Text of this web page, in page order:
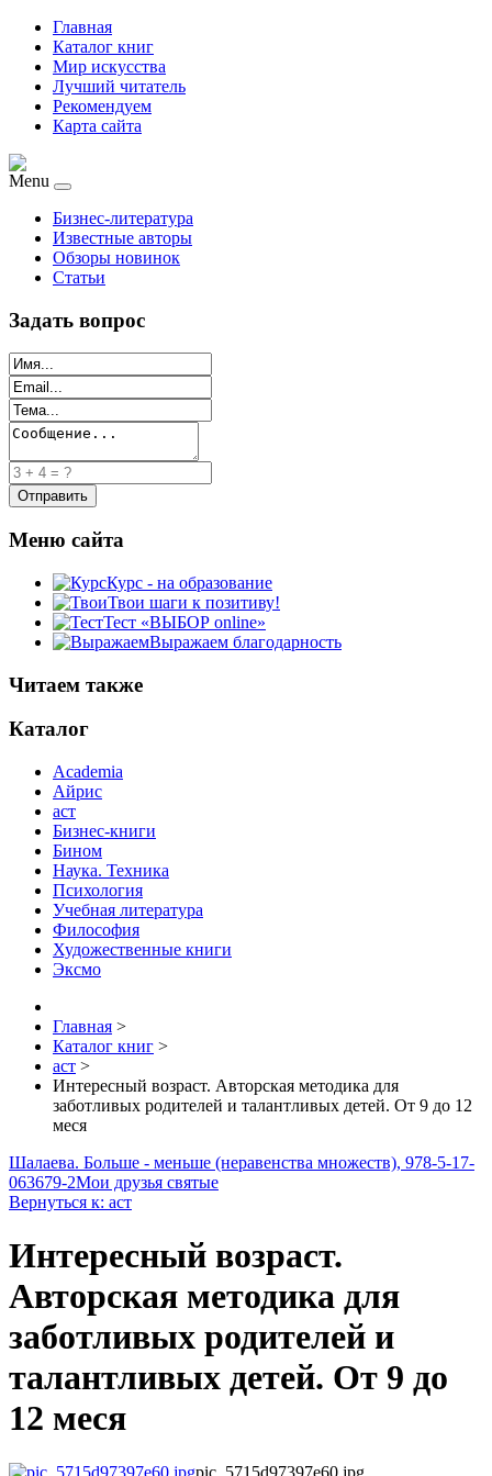
Главная
Каталог книг
Мир искусства
Лучший читатель
Рекомендуем
Карта сайта
Menu
Бизнес-литература
Известные авторы
Обзоры новинок
Статьи
Задать вопрос
Меню сайта
Курс - на образование
Твои шаги к позитиву!
Тест «ВЫБОР online»
Выражаем благодарность
Читаем также
Каталог
Academia
Айрис
аст
Бизнес-книги
Бином
Наука. Техника
Психология
Учебная литература
Философия
Художественные книги
Эксмо
Главная >
Каталог книг >
аст >
Интересный возраст. Авторская методика для
заботливых родителей и талантливых детей. От 9 до 12
меся
Шалаева. Больше - меньше (неравенства множеств), 978-5-17-
063679-2Мои друзья святые
Вернуться к: аст
Интересный возраст.
Авторская методика для
заботливых родителей и
талантливых детей. От 9 до
12 меся
pic_5715d97397e60.jpg